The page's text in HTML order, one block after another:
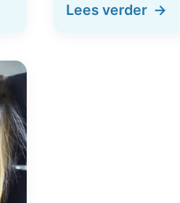
Lees verder